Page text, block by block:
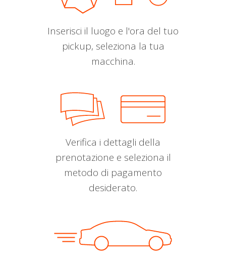
Inserisci il luogo e l'ora del tuo
pickup, seleziona la tua
macchina.
Verifica i dettagli della
prenotazione e seleziona il
metodo di pagamento
desiderato.